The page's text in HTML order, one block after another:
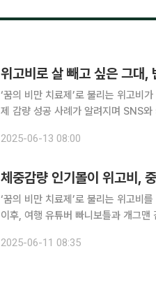
위고비로 살 빼고 싶은 그대,
‘꿈의 비만 치료제’로 불리는 위고비
제 감량 성공 사례가 알려지며 SNS
수 있지만, 특히 중장년층은 기저질환
2025-06-13 08:00
체중감량 인기몰이 위고비,
‘꿈의 비만 치료제’로 불리는 위고비
이후, 여행 유튜버 빠니보틀과 개그
없이 무분별한 사용은 위험하다고 경
2025-06-11 08:35